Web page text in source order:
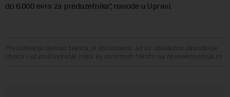
do 6.000 evra za preduzetnika”, navode u Upravi.
Preuzimanje delova teksta je dozvoljeno, ali uz obavezno navođenje
izvora i uz postavljanje linka ka izvornom tekstu na novaekonomija.rs